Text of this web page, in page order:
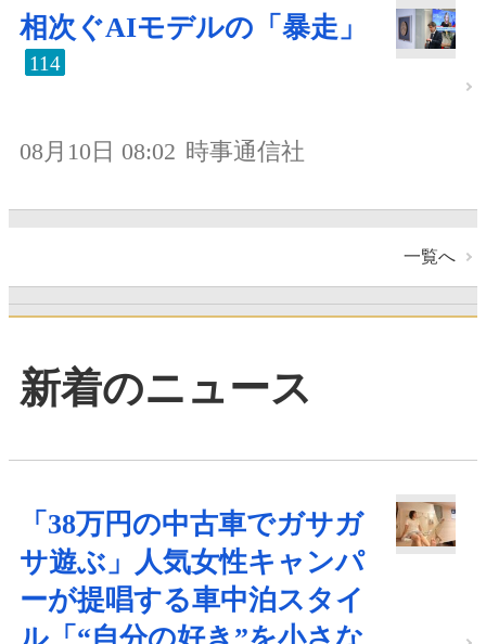
相次ぐAIモデルの「暴走」
114
08月10日 08:02 時事通信社
一覧へ
新着のニュース
「38万円の中古車でガサガ
サ遊ぶ」人気女性キャンパ
ーが提唱する車中泊スタイ